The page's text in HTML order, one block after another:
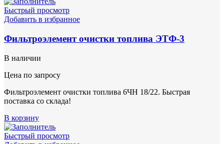
Быстрый просмотр
Добавить в избранное
Фильтроэлемент очистки топлива ЭТФ-3
В наличии
Цена по запросу
Фильтроэлемент очистки топлива 6ЧН 18/22. Быстрая
поставка со склада!
В корзину
Быстрый просмотр